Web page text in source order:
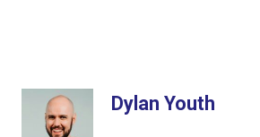
Dylan Youth